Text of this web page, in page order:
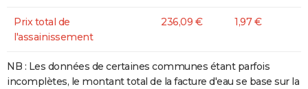
Prix total de
l'assainissement
236,09 € 1,97 €
NB : Les données de certaines communes étant parfois
incomplètes, le montant total de la facture d'eau se base sur la